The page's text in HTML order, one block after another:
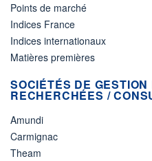
Points de marché
Indices France
Indices internationaux
Matières premières
SOCIÉTÉS DE
RECHERCHÉES /
Amundi
Carmignac
Theam